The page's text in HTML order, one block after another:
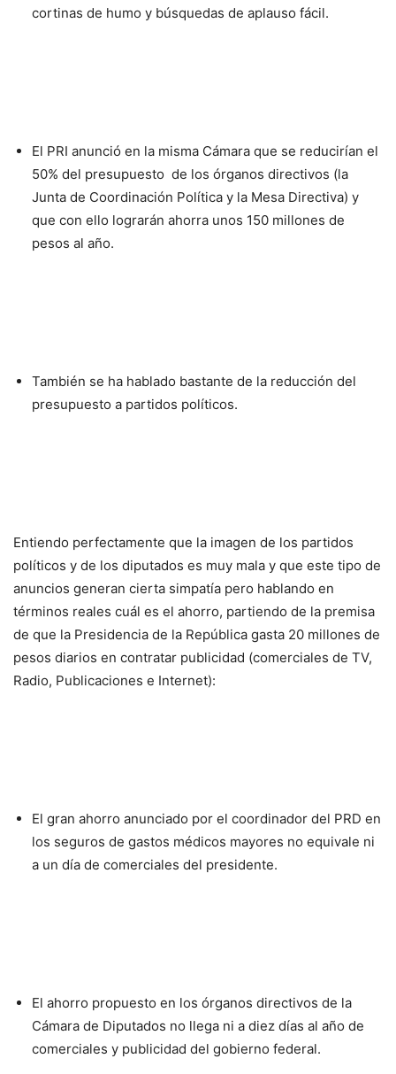
cortinas de humo y búsquedas de aplauso fácil.
El PRI anunció en la misma Cámara que se reducirían el
50% del presupuesto de los órganos directivos (la
Junta de Coordinación Política y la Mesa Directiva) y
que con ello lograrán ahorra unos 150 millones de
pesos al año.
También se ha hablado bastante de la reducción del
presupuesto a partidos políticos.
Entiendo perfectamente que la imagen de los partidos
políticos y de los diputados es muy mala y que este tipo de
anuncios generan cierta simpatía pero hablando en
términos reales cuál es el ahorro, partiendo de la premisa
de que la Presidencia de la República gasta 20 millones de
pesos diarios en contratar publicidad (comerciales de TV,
Radio, Publicaciones e Internet):
El gran ahorro anunciado por el coordinador del PRD en
los seguros de gastos médicos mayores no equivale ni
a un día de comerciales del presidente.
El ahorro propuesto en los órganos directivos de la
Cámara de Diputados no llega ni a diez días al año de
comerciales y publicidad del gobierno federal.